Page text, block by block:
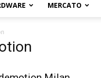
MERCATO